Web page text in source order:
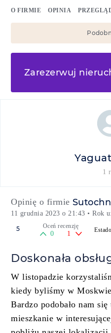
O FIRMIE OPINIA
Zarezerwuj
Opinię o firmie
11 grudnia 2023 o 21:43 • Rok
5 Oceń recenzję
0 1
Doskonała
W listopadzie
kiedy byliśmy w
Bardzo podobało nam
mieszkanie w
1